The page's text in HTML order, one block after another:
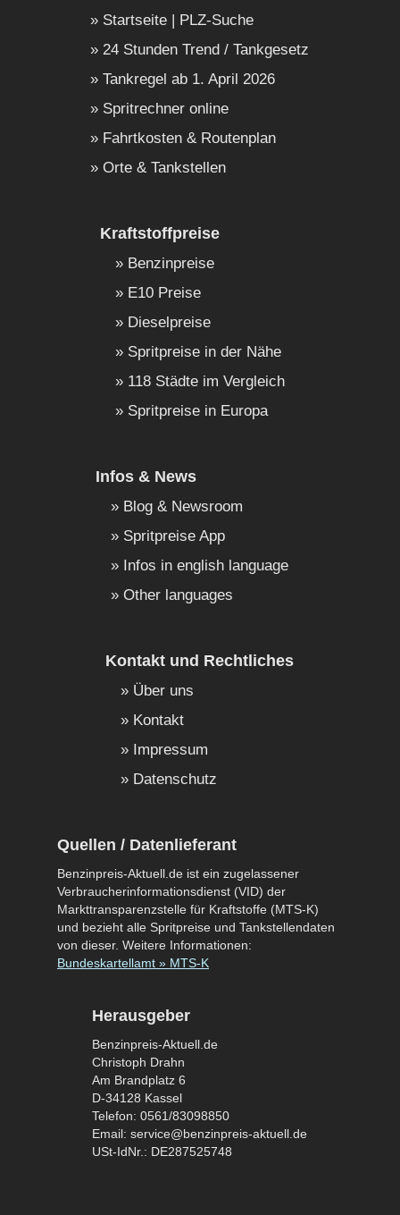
Startseite | PLZ-Suche
24 Stunden Trend / Tankgesetz
Tankregel ab 1. April 2026
Spritrechner online
Fahrtkosten & Routenplan
Orte & Tankstellen
Kraftstoffpreise
Benzinpreise
E10 Preise
Dieselpreise
Spritpreise in der Nähe
118 Städte im Vergleich
Spritpreise in Europa
Infos & News
Blog & Newsroom
Spritpreise App
Infos in english language
Other languages
Kontakt und Rechtliches
Über uns
Kontakt
Impressum
Datenschutz
Quellen / Datenlieferant
Benzinpreis-Aktuell.de ist ein zugelassener
Verbraucherinformationsdienst (VID) der
Markttransparenzstelle für Kraftstoffe (MTS-K)
und bezieht alle Spritpreise und Tankstellendaten
von dieser. Weitere Informationen:
Bundeskartellamt » MTS-K
Herausgeber
Benzinpreis-Aktuell.de
Christoph Drahn
Am Brandplatz 6
D-34128 Kassel
Telefon: 0561/83098850
Email: service@benzinpreis-aktuell.de
USt-IdNr.: DE287525748